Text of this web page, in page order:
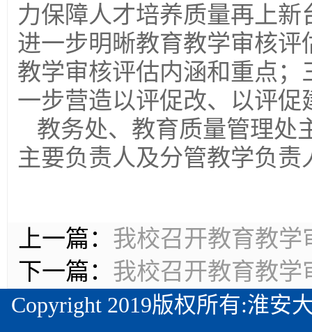
力保障人才培养质量再上
进一步明晰教育教学审核
教学审核评估内涵和重点
一步营造以评促改、以评
教务处、教育质量管理处
主要负责人及分管教学负责
上一篇： 我校召开教育教学
下一篇： 我校召开教育教学
Copyright 2019版权所有:淮安